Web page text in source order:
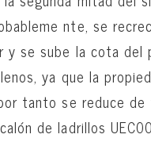
nte, se
y se sube la cota del
ya que la
tanto se reduce de
de ladrillos